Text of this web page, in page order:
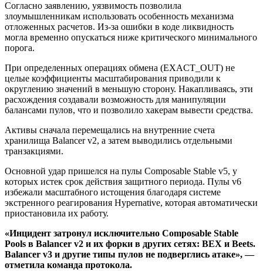
Согласно заявлению, уязвимость позволила
злоумышленникам использовать особенность механизма
отложенных расчетов. Из-за ошибки в коде ликвидность
могла временно опускаться ниже критического минимального
порога.
При определенных операциях обмена (EXACT_OUT) не
целые коэффициенты масштабирования приводили к
округлению значений в меньшую сторону. Накапливаясь, эти
расхождения создавали возможность для манипуляции
балансами пулов, что и позволило хакерам вывести средства.
Активы сначала перемещались на внутренние счета
хранилища Balancer v2, а затем выводились отдельными
транзакциями.
Основной удар пришелся на пулы Composable Stable v5, у
которых истек срок действия защитного периода. Пулы v6
избежали масштабного истощения благодаря системе
экстренного реагирования Hypernative, которая автоматически
приостановила их работу.
«Инцидент затронул исключительно Composable Stable
Pools в Balancer v2 и их форки в других сетях: BEX и Beets.
Balancer v3 и другие типы пулов не подверглись атаке», —
отметила команда протокола.